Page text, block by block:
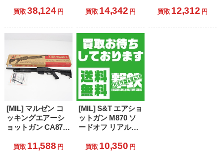
デル (18歳以上専
買取 38,124 円
歳以上専用)
買取 14,342 円
(18歳以上専用)
買取 12,312 円
[MIL] マルゼン コ
ッキングエアーシ
ョットガン CA870
歳以上専用)
買取 11,588 円
[MIL] S&T エアショ
ットガン M870 ソ
ードオフ リアルウ
印(STSPG08S) (18
買取 10,350 円